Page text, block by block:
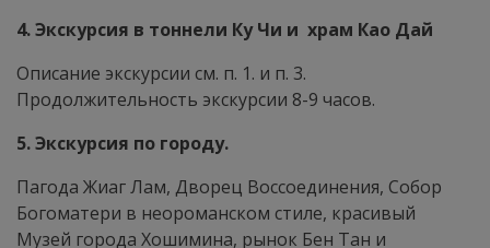
4. Экскурсия в тоннели Ку Чи и храм Као Дай
Описание экскурсии см. п. 1. и п. 3.
Продолжительность экскурсии 8-9 часов.
5. Экскурсия по городу.
Пагода Жиаг Лам, Дворец Воссоединения, Собор
Богоматери в неороманском стиле, красивый
Музей города Хошимина, рынок Бен Тан и